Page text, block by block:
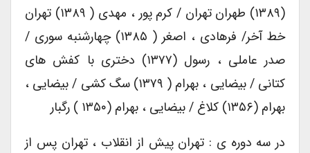
(۱۳۸۹) طهران تهران / کرم پور ، مهدی ( ۱۳۸۹) تهران
خط آخر/ فرهادی ، اصغر ( ۱۳۸۵) چهارشنبه سوری /
صدر عاملی ، رسول (۱۳۷۷) دختری با کفش های
کتانی / بیضایی ، بهرام ( ۱۳۷۹) سگ کشی / بیضایی ،
بهرام (۱۳۵۶) کلاغ / بیضایی ، بهرام (۱۳۵۰ ) رگبار
در سه دوره ی : تهران پیش از انقلاب ، تهران پس از